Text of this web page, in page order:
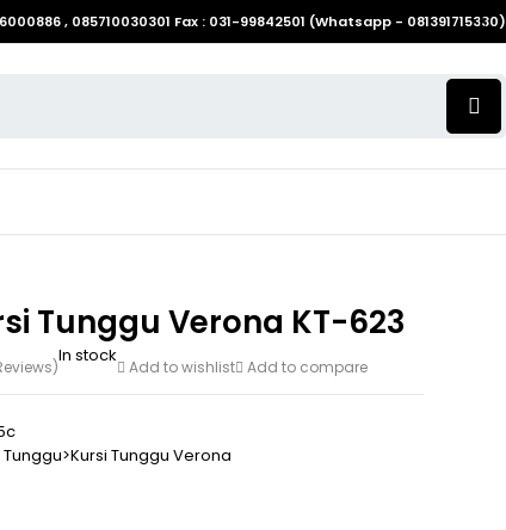
, 085710030301 Fax : 031-99842501 (Whatsapp - 081391715330)
Tunggu Verona KT-623
In stock
Add to wishlist Add to compare
Tunggu>Kursi Tunggu Verona